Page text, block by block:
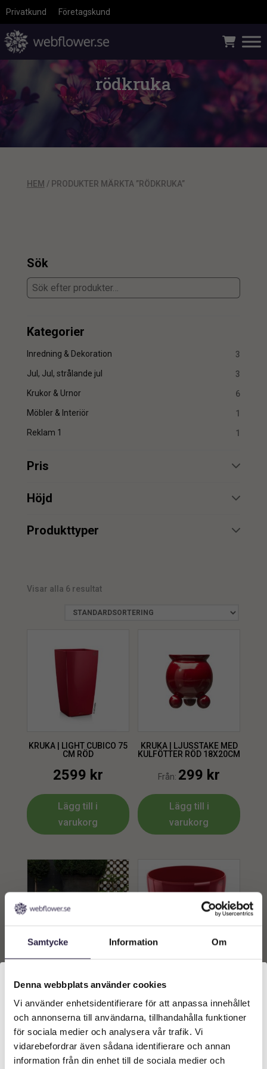
Samtycke Information Om
Denna webbplats använder cookies
Vi använder enhetsidentifierare för att anpassa innehållet
och annonserna till användarna, tillhandahålla funktioner
för sociala medier och analysera vår trafik. Vi
vidarebefordrar även sådana identifierare och annan
information från din enhet till de sociala medier och
Privatkund Företagskund
rödkruka
HEM / PRODUKTER MÄRKTA ”RÖDKRUKA”
Sök
Kategorier
Inredning & Dekoration 3
Jul, Jul, strålande jul 3
Krukor & Urnor 6
Möbler & Interiör 1
Reklam 1 1
Pris
min.
Höjd
min.
min.
Produkttyper
Visar alla 6 resultat
KRUKA | LIGHT CUBICO 75
CM RÖD
2599 kr
Lägg till i
varukorg
KRUKA | LJUSSTAKE MED
KULFÖTTER RÖD 18X20CM
Från: 299 kr
Lägg till i
varukorg
KULFÖTTER RÖD 20X23CM
Från:379kr
Lägg till i
varukorg
1599kr
Lägg till i
varukorg
Välkommen till Webflower
Vilken typ av kund är du? Du kan alltid justera ditt val
längst upp på sidan.